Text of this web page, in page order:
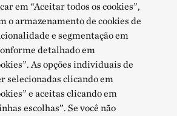
em “Aceitar todos os cookies”,
o armazenamento de cookies de
e segmentação em
detalhado em
As opções individuais de
selecionadas clicando em
e aceitas clicando em
escolhas”. Se você não